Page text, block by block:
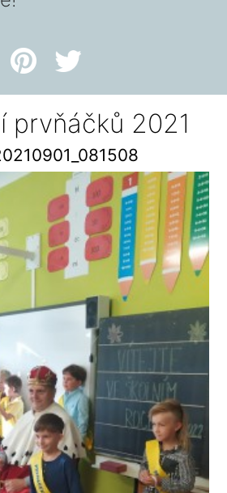
prvňáčků 2021